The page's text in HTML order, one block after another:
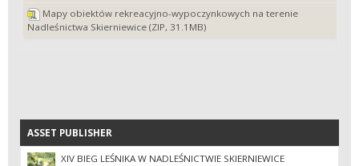
Mapy obiektów rekreacyjno-wypoczynkowych na terenie
Nadleśnictwa Skierniewice (ZIP, 31.1MB)
ASSET PUBLISHER
ASSET PUBLISHER
XIV BIEG LEŚNIKA W NADLEŚNICTWIE SKIERNIEWICE